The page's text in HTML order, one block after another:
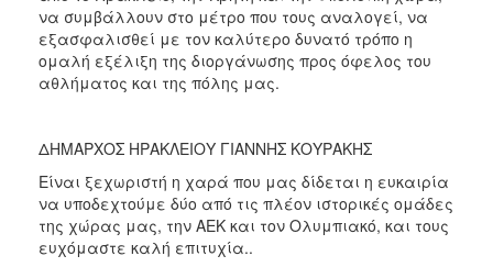
να συμβάλλουν στο μέτρο που τους αναλογεί, να
εξασφαλισθεί με τον καλύτερο δυνατό τρόπο η
ομαλή εξέλιξη της διοργάνωσης προς όφελος του
αθλήματος και της πόλης μας.
ΔΗΜΑΡΧΟΣ ΗΡΑΚΛΕΙΟΥ ΓΙΑΝΝΗΣ ΚΟΥΡΑΚΗΣ
Είναι ξεχωριστή η χαρά που μας δίδεται η ευκαιρία
να υποδεχτούμε δύο από τις πλέον ιστορικές ομάδες
της χώρας μας, την ΑΕΚ και τον Ολυμπιακό, και τους
ευχόμαστε καλή επιτυχία..